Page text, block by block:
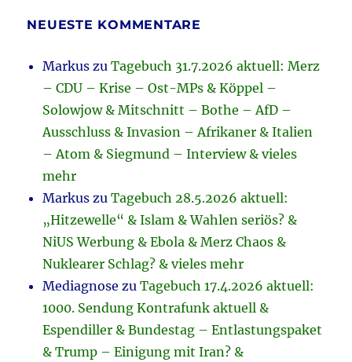
NEUESTE KOMMENTARE
Markus zuTagebuch 31.7.2026 aktuell: Merz
– CDU – Krise – Ost-MPs & Köppel –
Solowjow & Mitschnitt – Bothe – AfD –
Ausschluss & Invasion – Afrikaner & Italien
– Atom & Siegmund – Interview & vieles
mehr
Markus zuTagebuch 28.5.2026 aktuell:
„Hitzewelle“ & Islam & Wahlen seriös? &
NiUS Werbung & Ebola & Merz Chaos &
Nuklearer Schlag? & vieles mehr
Mediagnose zuTagebuch 17.4.2026 aktuell:
1000. Sendung Kontrafunk aktuell &
Espendiller & Bundestag – Entlastungspaket
& Trump – Einigung mit Iran? &